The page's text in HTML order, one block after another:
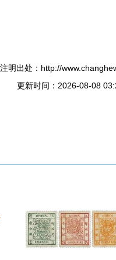
明出处：http://
更新时间：2026-08-08